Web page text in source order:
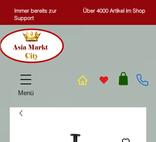
Menü
Immer bereits zur
Support
Über 4000 Artikel im Shop